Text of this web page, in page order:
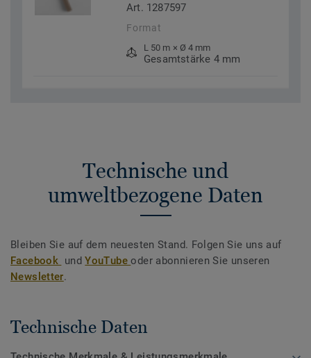
Art. 1287597
Format
L 50 m × Ø 4 mm
Gesamtstärke 4 mm
Technische und
umweltbezogene Daten
Bleiben Sie auf dem neuesten Stand. Folgen Sie uns auf
Facebook undYouTubeoder abonnieren Sie unseren
Newsletter.
Technische Daten